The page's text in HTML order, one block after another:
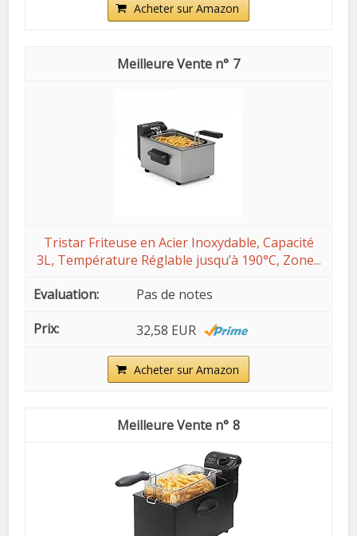
Acheter sur Amazon
7
Tristar Friteuse en Acier Inoxydable, Capacité
3L, Température Réglable jusqu’à 190°C, Zone...
Pas de notes
32,58 EUR
Acheter sur Amazon
8